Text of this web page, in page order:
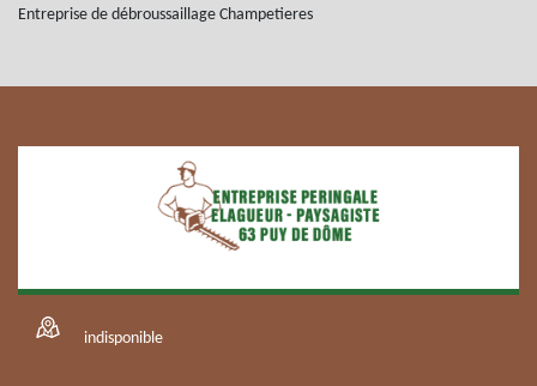
Entreprise de débroussaillage Champetieres
indisponible